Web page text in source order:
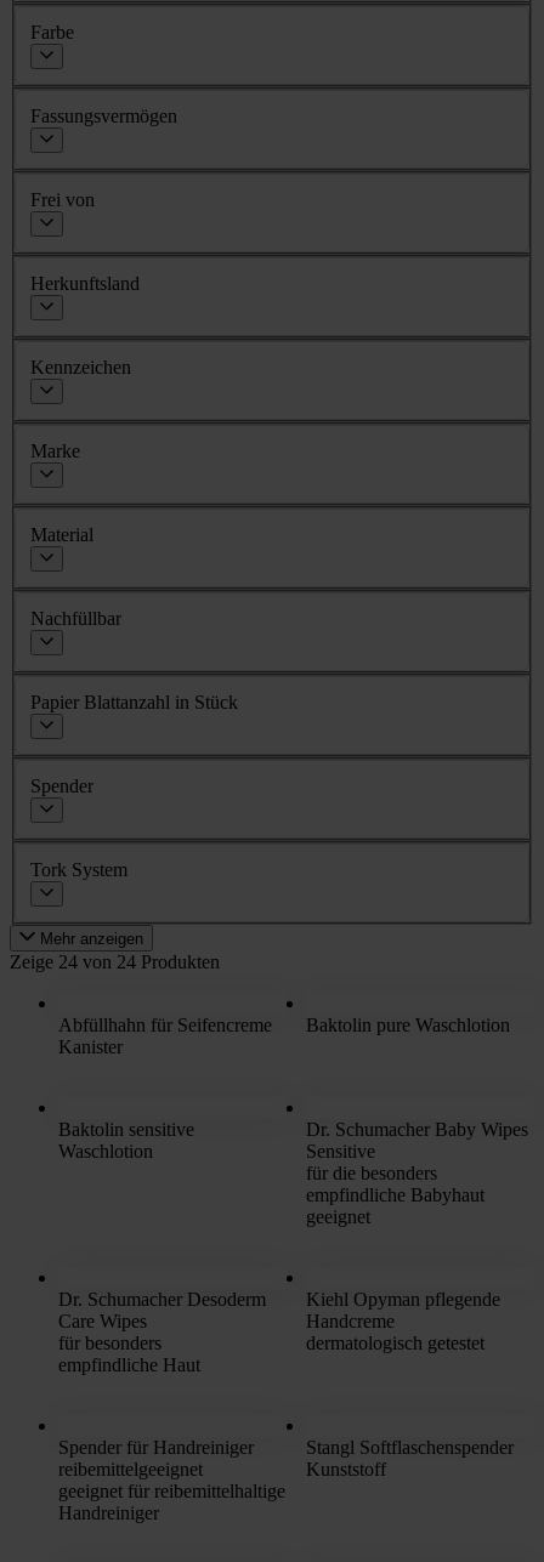
Farbe
Fassungsvermögen
Frei von
Herkunftsland
Kennzeichen
Marke
Material
Nachfüllbar
Papier Blattanzahl in Stück
Spender
Tork System
Mehr anzeigen
Zeige 24 von 24 Produkten
Abfüllhahn für Seifencreme
Kanister
Baktolin pure Waschlotion
Baktolin sensitive
Waschlotion
Dr. Schumacher Baby Wipes
Sensitive
für die besonders
empfindliche Babyhaut
geeignet
Dr. Schumacher Desoderm
Care Wipes
für besonders
empfindliche Haut
Kiehl Opyman pflegende
Handcreme
dermatologisch getestet
Spender für Handreiniger
reibemittelgeeignet
geeignet für reibemittelhaltige
Handreiniger
Stangl Softflaschenspender
Kunststoff